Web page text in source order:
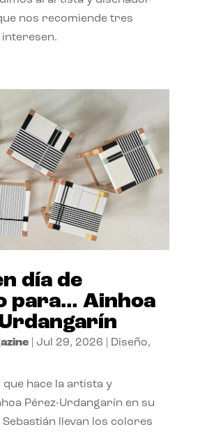
nos recomiende tres
día de
para… Ainhoa
| Jul 29, 2026 Diseño,
que hace la artista y
Pérez-Urdangarín en su
llevan los colores